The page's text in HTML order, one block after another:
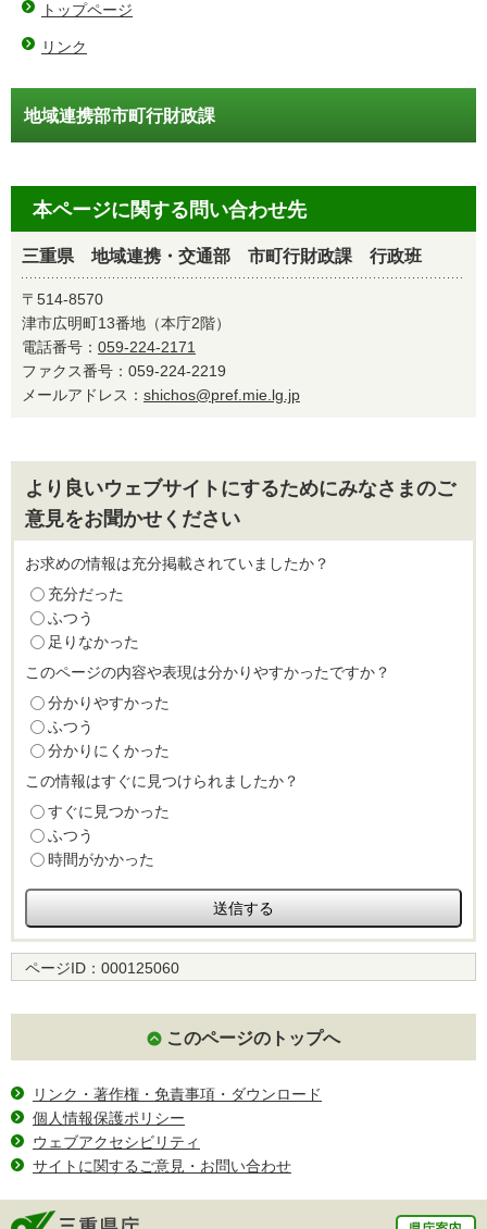
トップページ
リンク
地域連携部市町行財政課
本ページに関する問い合わせ先
三重県 地域連携・交通部 市町行財政課 行政班
〒514-8570
津市広明町13番地（本庁2階）
電話番号： 059-224-2171
ファクス番号：059-224-2219
メールアドレス： shichos@pref.mie.lg.jp
より良いウェブサイトにするためにみなさまのご
意見をお聞かせください
お求めの情報は充分掲載されていましたか？
充分だった
ふつう
足りなかった
このページの内容や表現は分かりやすかったですか？
分かりやすかった
ふつう
分かりにくかった
この情報はすぐに見つけられましたか？
すぐに見つかった
ふつう
時間がかかった
ページID： 000125060
このページのトップへ
リンク・著作権・免責事項・ダウンロード
個人情報保護ポリシー
ウェブアクセシビリティ
サイトに関するご意見・お問い合わせ